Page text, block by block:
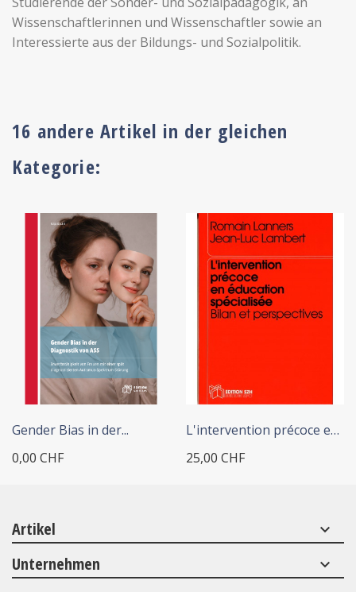
Wissenschaftlerinnen und Wissenschaftler sowie an
Interessierte aus der Bildungs- und Sozialpolitik.
16 andere Artikel in der gleichen
Kategorie:
Gender Bias in der...
0,00 CHF
+ IN DEN WARENKORB
L'intervention précoce en...
25,00 CHF
Artikel keyboard_arrow_down
Unternehmen keyboard_arrow_down